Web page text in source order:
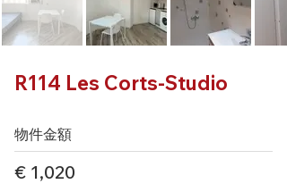
R114 Les Corts-Studio
物件金額
€ 1,020